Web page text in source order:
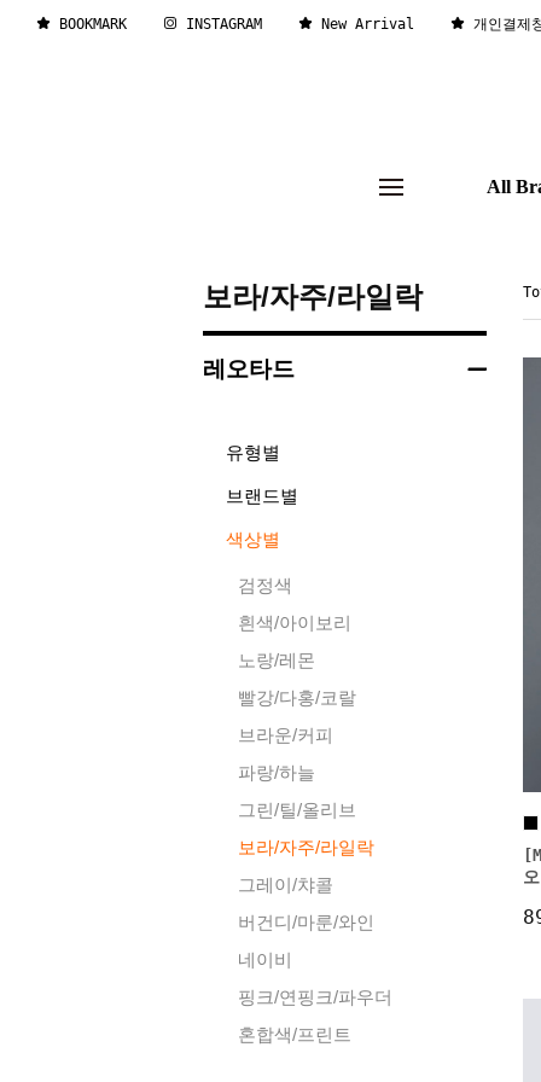
BOOKMARK INSTAGRAM New Arrival 개인결제
All
보라/자주/라일락
레오타드
유형별
브랜드별
색상별
검정색
흰색/아이보리
노랑/레몬
빨강/다홍/코랄
브라운/커피
파랑/하늘
그린/틸/올리브
보라/자주/라일락
그레이/챠콜
버건디/마룬/와인
네이비
핑크/연핑크/파우더
혼합색/프린트